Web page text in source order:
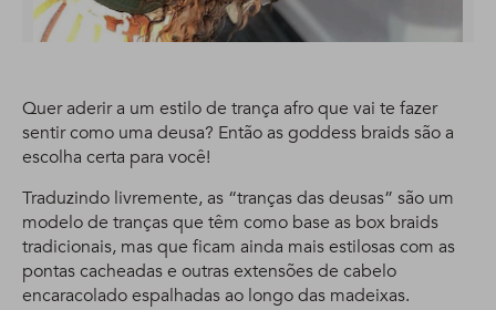
Quer aderir a um estilo de trança afro que vai te fazer
sentir como uma deusa? Então as goddess braids são a
escolha certa para você!
Traduzindo livremente, as “tranças das deusas” são um
modelo de tranças que têm como base as box braids
tradicionais, mas que ficam ainda mais estilosas com as
pontas cacheadas e outras extensões de cabelo
encaracolado espalhadas ao longo das madeixas.